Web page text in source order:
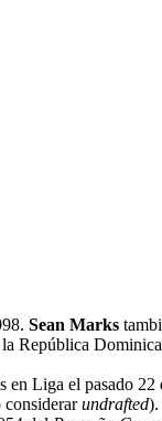
Sean Marks
República
Liga el pasado
undrafted).